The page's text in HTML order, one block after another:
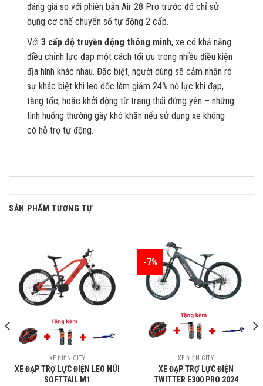
đáng giá so với phiên bản Air 28 Pro trước đó chỉ sử
dụng cơ chế chuyển số tự động 2 cấp.
Với 3 cấp độ truyền động thông minh, xe có khả năng
điều chỉnh lực đạp một cách tối ưu trong nhiều điều kiện
địa hình khác nhau. Đặc biệt, người dùng sẽ cảm nhận rõ
sự khác biệt khi leo dốc làm giảm 24% nỗ lực khi đạp,
tăng tốc, hoặc khởi động từ trạng thái đứng yên – những
tình huống thường gây khó khăn nếu sử dụng xe không
có hỗ trợ tự động.
SẢN PHẨM TƯƠNG TỰ
XE ĐIỆN CITY
XE ĐẠP TRỢ LỰC ĐIỆN LEO NÚI
SOFTTAIL M1
-7%
XE ĐIỆN CITY
XE ĐẠP TRỢ LỰC ĐIỆN
TWITTER E300 PRO 2024